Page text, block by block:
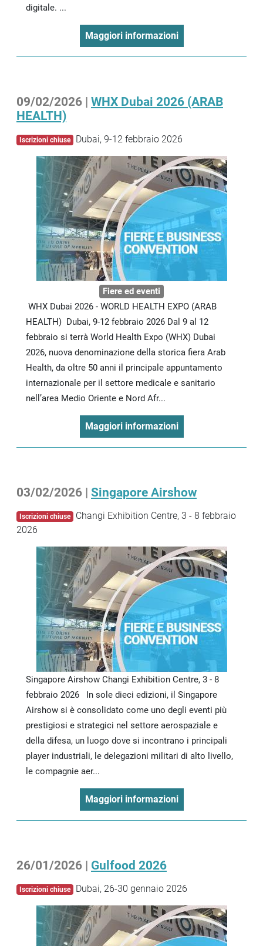
digitale. ...
Maggiori informazioni
09/02/2026 | WHX Dubai 2026 (ARAB
HEALTH)
Iscrizioni chiuse Dubai, 9-12 febbraio 2026
Fiere ed eventi
WHX Dubai 2026 - WORLD HEALTH EXPO (ARAB
HEALTH) Dubai, 9-12 febbraio 2026 Dal 9 al 12
febbraio si terrà World Health Expo (WHX) Dubai
2026, nuova denominazione della storica fiera Arab
Health, da oltre 50 anni il principale appuntamento
internazionale per il settore medicale e sanitario
nell’area Medio Oriente e Nord Afr...
Maggiori informazioni
03/02/2026 | Singapore Airshow
Iscrizioni chiuse Changi Exhibition Centre, 3 - 8 febbraio
2026
Singapore Airshow Changi Exhibition Centre, 3 - 8
febbraio 2026 In sole dieci edizioni, il Singapore
Airshow si è consolidato come uno degli eventi più
prestigiosi e strategici nel settore aerospaziale e
della difesa, un luogo dove si incontrano i principali
player industriali, le delegazioni militari di alto livello,
le compagnie aer...
Maggiori informazioni
26/01/2026 | Gulfood 2026
Iscrizioni chiuse Dubai, 26-30 gennaio 2026